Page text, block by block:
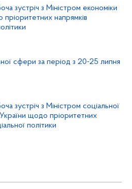
зустріч з Міністром економіки
пріоритетних напрямків
сфери за період з 20-25 липня
зустріч з Міністром соціальної
України щодо пріоритетних
політики